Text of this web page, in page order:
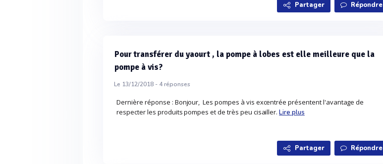
Partager Répondre
Pour transférer du yaourt , la pompe à lobes est elle meilleure que la
pompe à vis?
Le 13/12/2018 - 4réponses
Dernière réponse : Bonjour, Les pompes à vis excentrée présentent l'avantage de
respecter les produits pompes et de très peu cisailler.Lire plus
Partager Répondre